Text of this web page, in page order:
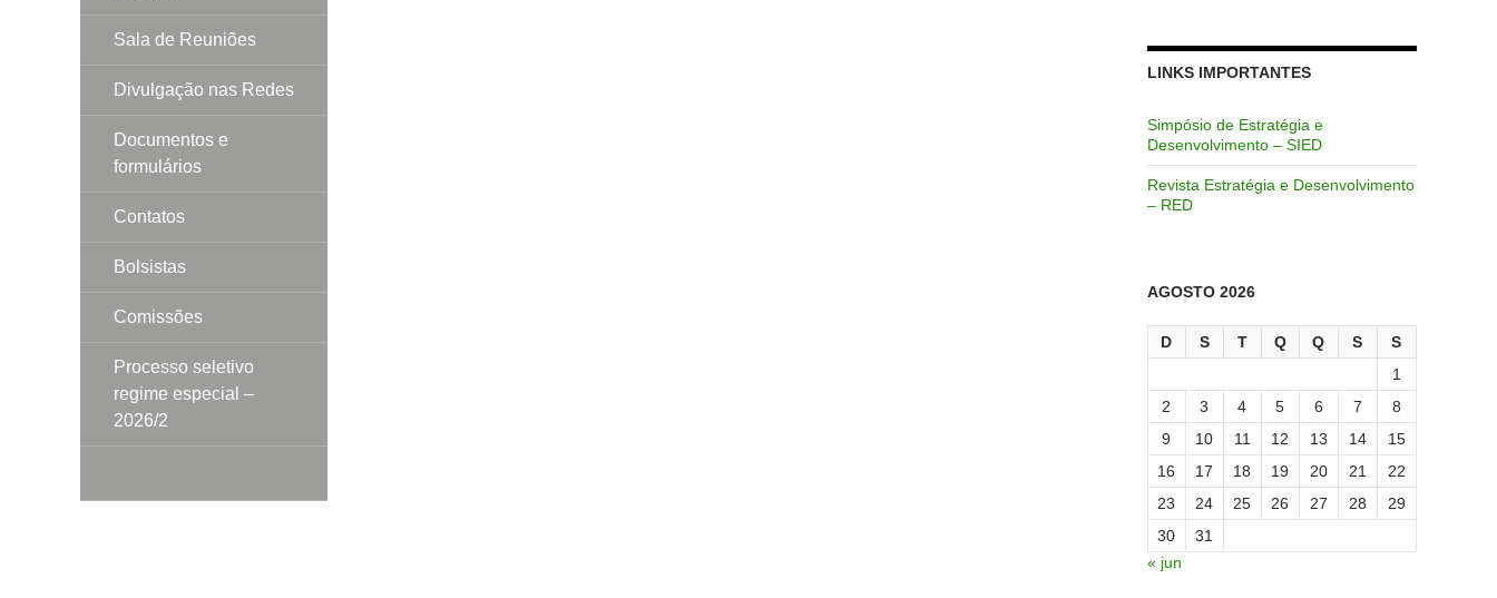
LINKS IMPORTANTES
Simpósio de Estratégia e
Desenvolvimento – SIED
Revista Estratégia e Desenvolvimento
– RED
AGOSTO 2026
D S T Q Q S
S
1
2
3 4 5 6 7
8
9
10 11 12 13 14
15
16
17 18 19 20 21
22
23
24 25 26 27 28
29
30
31
« jun
Sala de Reuniões
Divulgação nas Redes
Documentos e
formulários
Contatos
Bolsistas
Comissões
Processo seletivo
regime especial –
2026/2